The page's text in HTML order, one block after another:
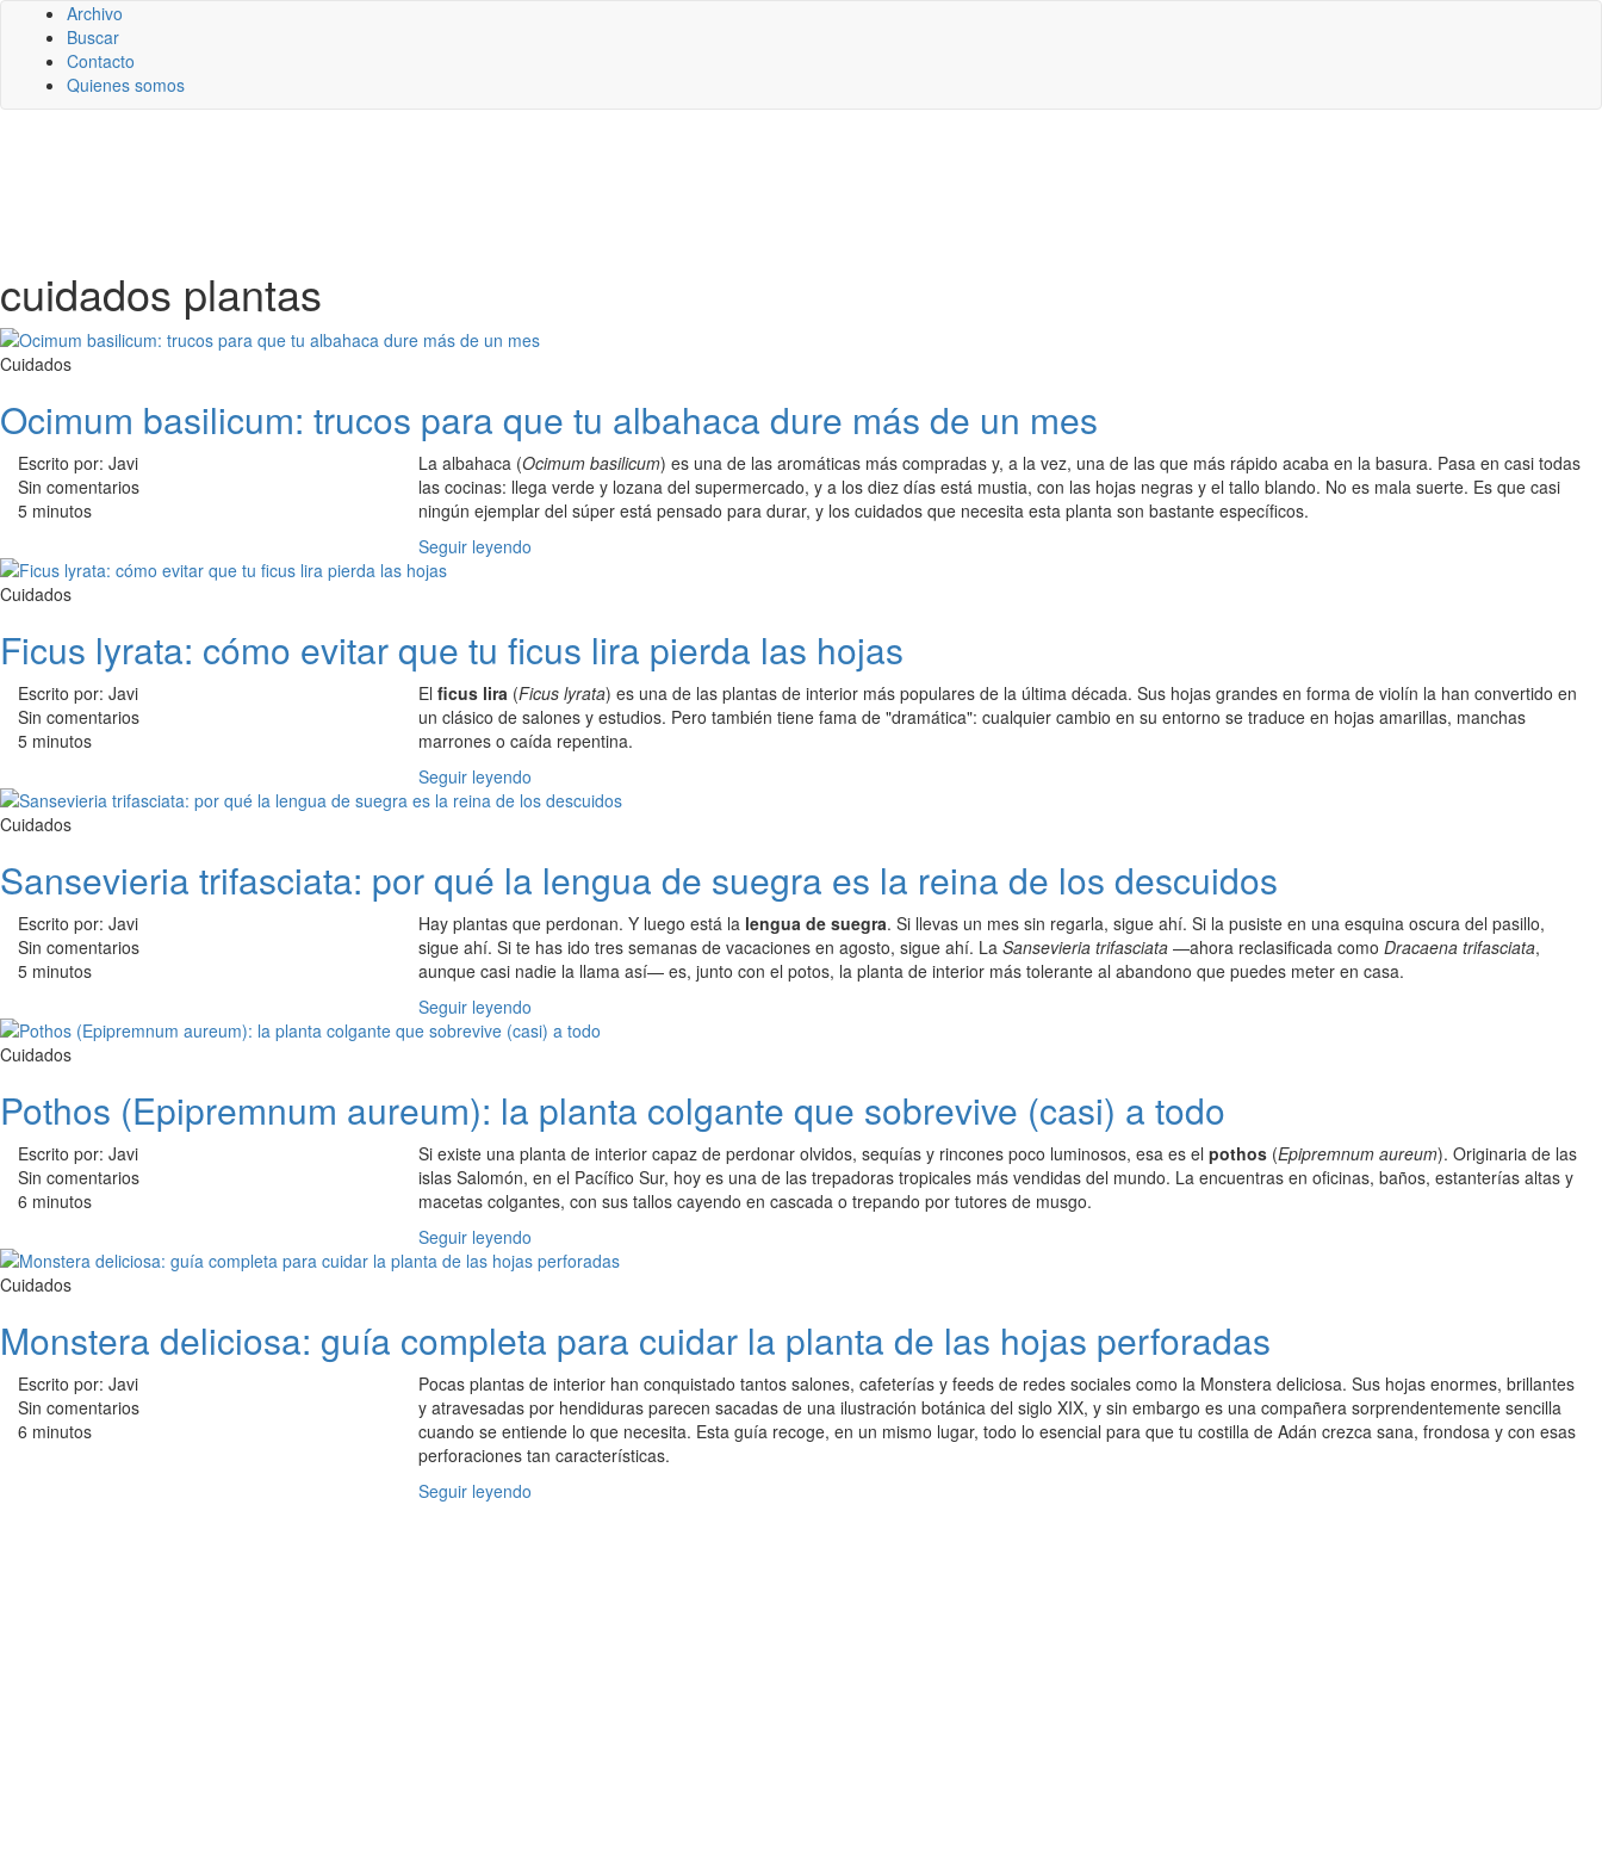
Archivo
Buscar
Contacto
Quienes somos
cuidados plantas
Cuidados
Ocimum basilicum: trucos para que tu albahaca dure más de un mes
Escrito por: Javi
Sin comentarios
5 minutos
La albahaca (Ocimum basilicum) es una de las aromáticas más compradas y, a la vez, una de las que más rápido acaba en la basura. Pasa en casi todas
las cocinas: llega verde y lozana del supermercado, y a los diez días está mustia, con las hojas negras y el tallo blando. No es mala suerte. Es que casi
ningún ejemplar del súper está pensado para durar, y los cuidados que necesita esta planta son bastante específicos.
Seguir leyendo
Cuidados
Ficus lyrata: cómo evitar que tu ficus lira pierda las hojas
Escrito por: Javi
Sin comentarios
5 minutos
El ficus lira (Ficus lyrata) es una de las plantas de interior más populares de la última década. Sus hojas grandes en forma de violín la han convertido en
un clásico de salones y estudios. Pero también tiene fama de "dramática": cualquier cambio en su entorno se traduce en hojas amarillas, manchas
marrones o caída repentina.
Seguir leyendo
Cuidados
Sansevieria trifasciata: por qué la lengua de suegra es la reina de los descuidos
Escrito por: Javi
Sin comentarios
5 minutos
Hay plantas que perdonan. Y luego está la lengua de suegra. Si llevas un mes sin regarla, sigue ahí. Si la pusiste en una esquina oscura del pasillo,
sigue ahí. Si te has ido tres semanas de vacaciones en agosto, sigue ahí. La Sansevieria trifasciata —ahora reclasificada como Dracaena trifasciata,
aunque casi nadie la llama así— es, junto con el potos, la planta de interior más tolerante al abandono que puedes meter en casa.
Seguir leyendo
Cuidados
Pothos (Epipremnum aureum): la planta colgante que sobrevive (casi) a todo
Escrito por: Javi
Sin comentarios
6 minutos
Si existe una planta de interior capaz de perdonar olvidos, sequías y rincones poco luminosos, esa es el pothos (Epipremnum aureum). Originaria de las
islas Salomón, en el Pacífico Sur, hoy es una de las trepadoras tropicales más vendidas del mundo. La encuentras en oficinas, baños, estanterías altas y
macetas colgantes, con sus tallos cayendo en cascada o trepando por tutores de musgo.
Seguir leyendo
Cuidados
Monstera deliciosa: guía completa para cuidar la planta de las hojas perforadas
Escrito por: Javi
Sin comentarios
6 minutos
Pocas plantas de interior han conquistado tantos salones, cafeterías y feeds de redes sociales como la Monstera deliciosa. Sus hojas enormes, brillantes
y atravesadas por hendiduras parecen sacadas de una ilustración botánica del siglo XIX, y sin embargo es una compañera sorprendentemente sencilla
cuando se entiende lo que necesita. Esta guía recoge, en un mismo lugar, todo lo esencial para que tu costilla de Adán crezca sana, frondosa y con esas
perforaciones tan características.
Seguir leyendo